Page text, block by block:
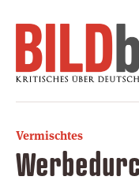
Vermischtes